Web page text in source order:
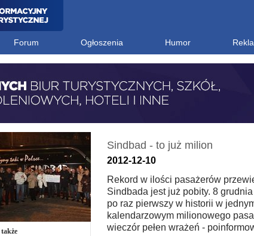
Forum Ogłoszenia Humor
Sindbad - to już milion
2012-12-10
Rekord w ilości pasażerów
Sindbada jest już pobity. 8
po raz pierwszy w historii w
kalendarzowym milionowego
wieczór pełen wrażeń -